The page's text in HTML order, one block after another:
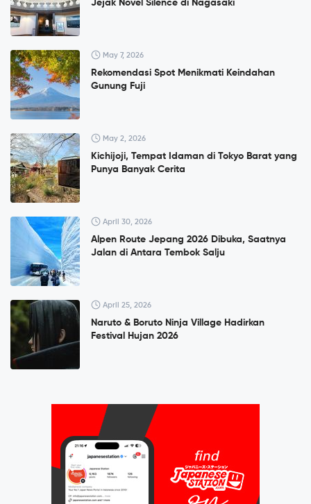
Jejak Novel Silence di Nagasaki
May 7, 2026
Rekomendasi Spot Menikmati Keindahan
Gunung Fuji
May 2, 2026
Kichijoji, Tempat Idaman di Tokyo Barat yang
Punya Banyak Cerita
April 30, 2026
Alpen Route Jepang 2026 Dibuka, Saatnya
Jalan di Antara Tembok Salju
April 25, 2026
Naruto & Boruto Ninja Village Hadirkan
Festival Hujan 2026